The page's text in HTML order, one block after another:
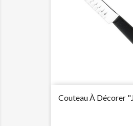
Couteau À Décorer